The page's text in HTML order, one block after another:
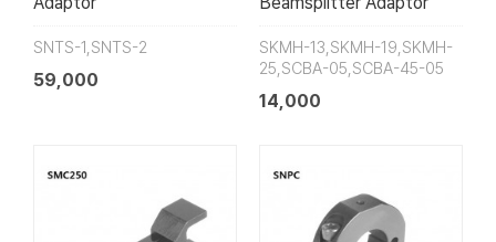
SNTS-1,SNTS-2
59,000
SKMH-13,SKMH-19,SKMH-
25,SCBA-05,SCBA-45-05
14,000